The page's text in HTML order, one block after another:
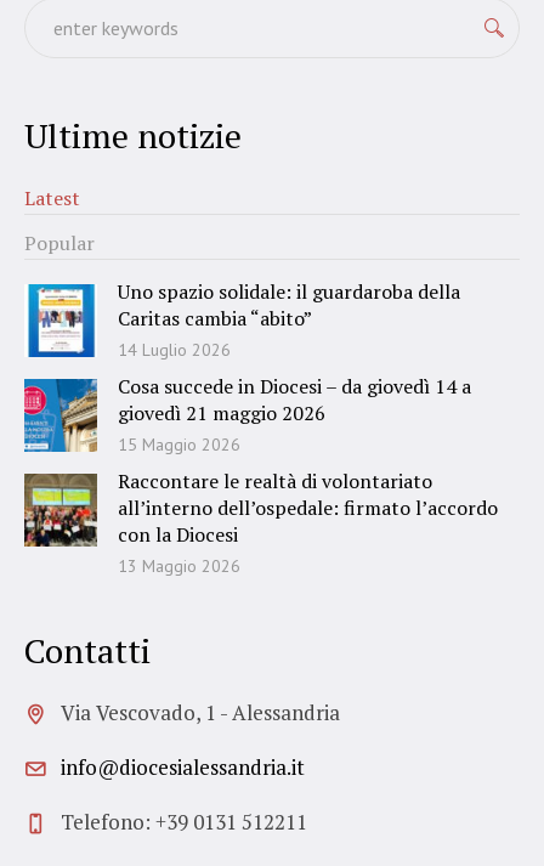
Ultime notizie
Latest
Popular
Uno spazio solidale: il guardaroba della
Caritas cambia “abito”
14 Luglio 2026
Cosa succede in Diocesi – da giovedì 14 a
giovedì 21 maggio 2026
15 Maggio 2026
Raccontare le realtà di volontariato
all’interno dell’ospedale: firmato l’accordo
con la Diocesi
13 Maggio 2026
Contatti
Via Vescovado, 1 - Alessandria
info@diocesialessandria.it
Telefono: +39 0131 512211